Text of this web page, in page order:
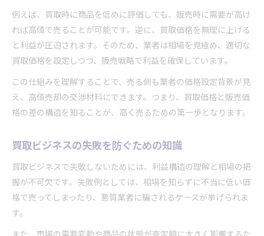
例えば、買取時に商品を低めに評価しても、販売時に需要が高け
れば高値で売ることが可能です。逆に、買取価格を無理に上げる
と利益が圧迫されます。そのため、業者は相場を見極め、適切な
買取価格を設定しつつ、販売戦略で利益を確保しています。
この仕組みを理解することで、売る側も業者の価格設定背景が見
え、高値売却の交渉材料にできます。つまり、買取価格と販売価
格の差の構造を知ることが、高く売るための第一歩となります。
買取ビジネスの失敗を防ぐための知識
買取ビジネスで失敗しないためには、利益構造の理解と相場の把
握が不可欠です。失敗例としては、相場を知らずに不当に低い価
格で売ってしまったり、悪質業者に騙されるケースが挙げられま
す。